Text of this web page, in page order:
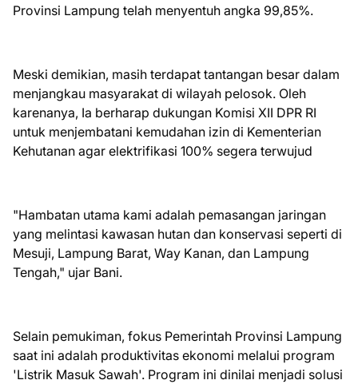
Provinsi Lampung telah menyentuh angka 99,85%.
Meski demikian, masih terdapat tantangan besar dalam
menjangkau masyarakat di wilayah pelosok. Oleh
karenanya, Ia berharap dukungan Komisi XII DPR RI
untuk menjembatani kemudahan izin di Kementerian
Kehutanan agar elektrifikasi 100% segera terwujud
​"Hambatan utama kami adalah pemasangan jaringan
yang melintasi kawasan hutan dan konservasi seperti di
Mesuji, Lampung Barat, Way Kanan, dan Lampung
Tengah," ujar Bani.
​Selain pemukiman, fokus Pemerintah Provinsi Lampung
saat ini adalah produktivitas ekonomi melalui program
'Listrik Masuk Sawah'. Program ini dinilai menjadi solusi